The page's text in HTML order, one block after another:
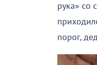
рука» со
порог,